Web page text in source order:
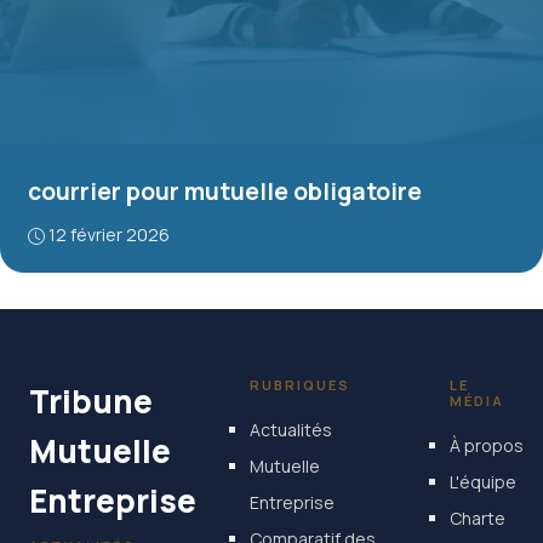
courrier pour mutuelle obligatoire
12 février 2026
Tribune
Mutuelle
Entreprise
RUBRIQUES
Actualités
Mutuelle
Entreprise
LE
MÉDIA
À propos
L'équipe
Charte